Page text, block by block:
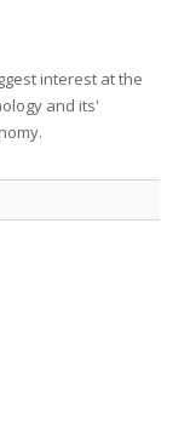
interest at the
and its'